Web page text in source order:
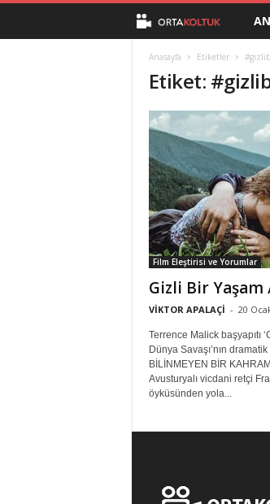
t
a
K
o
l
t
u
k
Anasayfa Etiketler
Etiket:
Film Eleştirisi ve Yorumlar
Gizli Bir
VİKTOR APALAÇİ - 20
Terrence Malick başyapıtı
Dünya Savaşı’nın
BİLİNMEYEN BİR
Avusturyalı vicdani retçi
öyküsünden yola...